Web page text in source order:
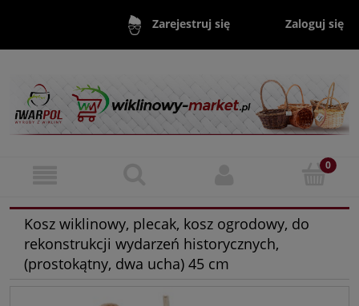
Zarejestruj się Zaloguj się
Kosz wiklinowy, plecak, kosz ogrodowy, do
rekonstrukcji wydarzeń historycznych,
(prostokątny, dwa ucha) 45 cm